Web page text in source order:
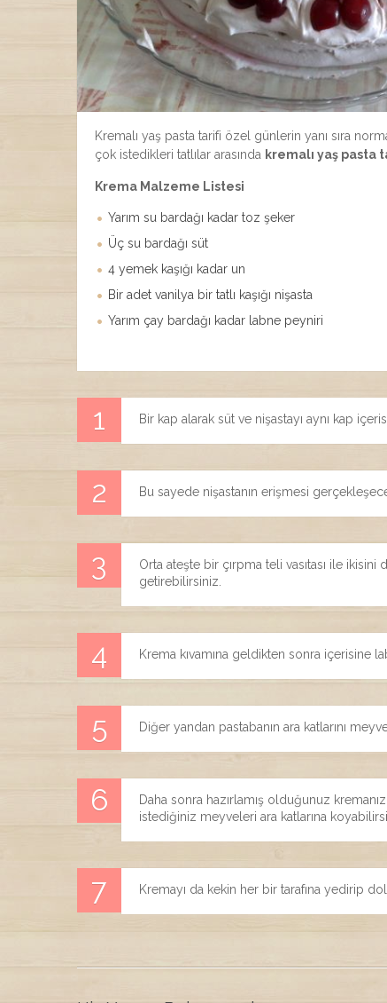
Kremalı yaş pasta tarifi özel günlerin yanı sıra
çok istedikleri tatlılar arasında kremalı yaş pasta
Krema Malzeme Listesi
Yarım su bardağı kadar toz şeker
Üç su bardağı süt
4 yemek kaşığı kadar un
Bir adet vanilya bir tatlı kaşığı nişasta
Yarım çay bardağı kadar labne peyniri
Bir kap alarak süt ve nişastayı aynı kap
Bu sayede nişastanın erişmesi
Orta ateşte bir çırpma teli vasıtası ile ikisini
getirebilirsiniz.
Krema kıvamına geldikten sonra içerisine
Diğer yandan pastabanın ara katlarını meyve
Daha sonra hazırlamış olduğunuz
istediğiniz meyveleri ara katlarına
Kremayı da kekin her bir tarafına yedirip